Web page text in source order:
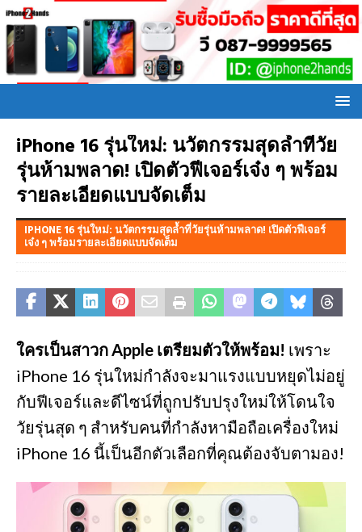
iPhone 16 รุ่นใหม่: นวัตกรรมสุดล้ำที่วัย
รุ่นห้ามพลาด! เปิดตัวฟีเจอร์เจ๋ง ๆ พร้อม
รายละเอียดแบบจัดเต็ม
IPHONE 16 รุ่นใหม่: นวัตกรรมสุดล้ำที่วัยรุ่นห้ามพลาด! เปิดตัวฟีเจอร์
เจ๋ง ๆ พร้อมรายละเอียดแบบจัดเต็ม
ใครเป็นสาวก Apple เตรียมตัวให้พร้อม! เพราะ
iPhone 16 รุ่นใหม่กำลังจะมาแรงแบบหยุดไม่อยู่
กับฟีเจอร์และดีไซน์ที่ถูกปรับปรุงใหม่ให้โดนใจ
วัยรุ่นสุด ๆ สำหรับคนที่กำลังหามือถือเครื่องใหม่
iPhone 16 นี้เป็นอีกตัวเลือกที่คุณต้องจับตามอง!